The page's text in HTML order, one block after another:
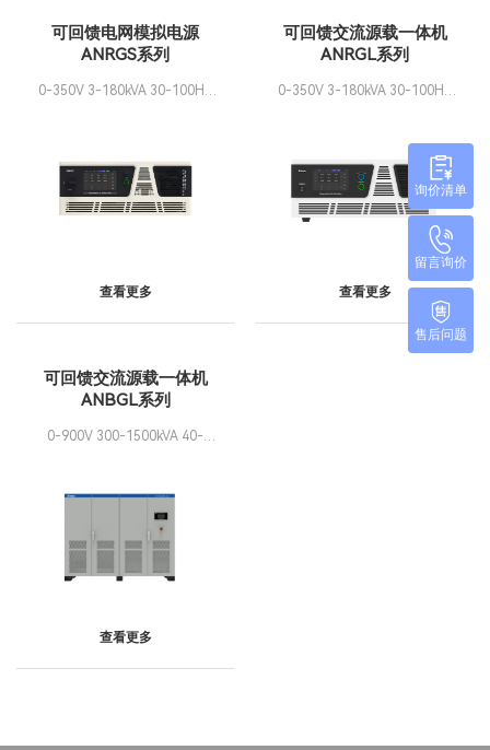
可回馈电网模拟电源
ANRGS系列
0-350V 3-180kVA 30-100Hz
查看更多
可回馈交流源载一体机
ANRGL系列
0-350V 3-180kVA 30-100Hz
查看更多
可回馈交流源载一体机
ANBGL系列
0-900V 300-1500kVA 40-
查看更多
询价清单
留言询价
售后问题